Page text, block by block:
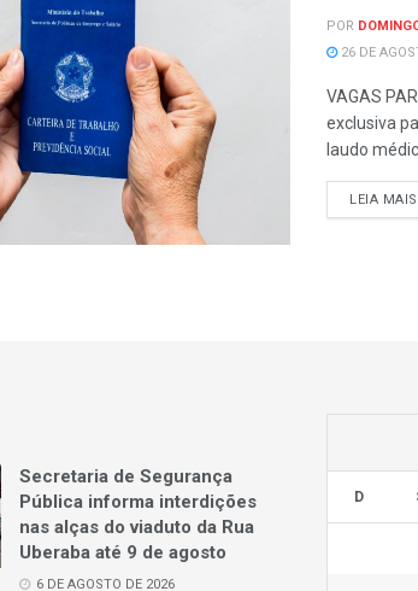
POR
26 DE
VAGAS
exclusiva
laudo
LEIA MAIS
Secretaria de Segurança
Pública informa interdições
nas alças do viaduto da Rua
Uberaba até 9 de agosto
6 DE AGOSTO DE 2026
D